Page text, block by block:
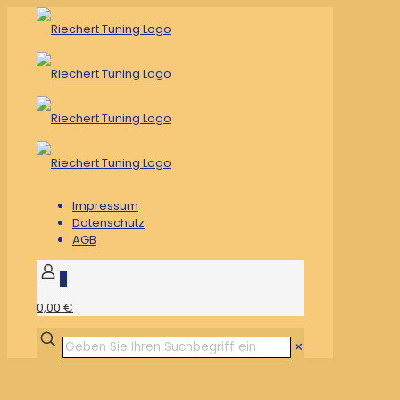
Impressum
Datenschutz
AGB
0
0,00 €
✕